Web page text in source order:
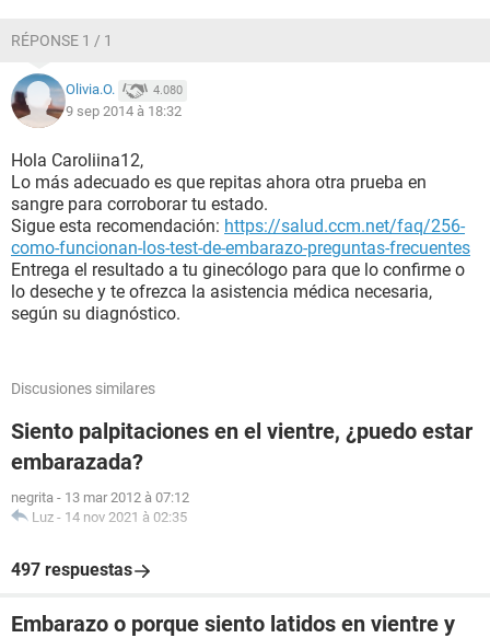
RÉPONSE 1 / 1
Olivia.O. 4.080
9 sep 2014 à 18:32
Hola Caroliina12,
Lo más adecuado es que repitas ahora otra prueba en
sangre para corroborar tu estado.
Sigue esta recomendación: https://salud.ccm.net/faq/256-
como-funcionan-los-test-de-embarazo-preguntas-frecuentes
Entrega el resultado a tu ginecólogo para que lo confirme o
lo deseche y te ofrezca la asistencia médica necesaria,
según su diagnóstico.
Discusiones similares
Siento palpitaciones en el vientre, ¿puedo estar
embarazada?
negrita - 13 mar 2012 à 07:12
Luz - 14 nov 2021 à 02:35
497 respuestas
Embarazo o porque siento latidos en vientre y